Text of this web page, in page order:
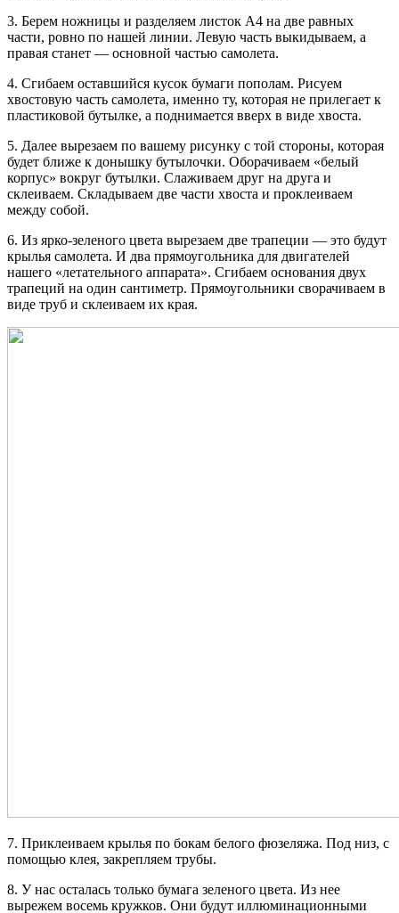
3. Берем ножницы и разделяем листок А4 на две равных
части, ровно по нашей линии. Левую часть выкидываем, а
правая станет — основной частью самолета.
4. Сгибаем оставшийся кусок бумаги пополам. Рисуем
хвостовую часть самолета, именно ту, которая не прилегает к
пластиковой бутылке, а поднимается вверх в виде хвоста.
5. Далее вырезаем по вашему рисунку с той стороны, которая
будет ближе к донышку бутылочки. Оборачиваем «белый
корпус» вокруг бутылки. Слаживаем друг на друга и
склеиваем. Складываем две части хвоста и проклеиваем
между собой.
6. Из ярко-зеленого цвета вырезаем две трапеции — это будут
крылья самолета. И два прямоугольника для двигателей
нашего «летательного аппарата». Сгибаем основания двух
трапеций на один сантиметр. Прямоугольники сворачиваем в
виде труб и склеиваем их края.
7. Приклеиваем крылья по бокам белого фюзеляжа. Под низ, с
помощью клея, закрепляем трубы.
8. У нас осталась только бумага зеленого цвета. Из нее
вырежем восемь кружков. Они будут иллюминационными